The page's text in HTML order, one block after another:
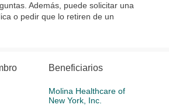
Además, puede solicitar una
o pedir que lo retiren de un
Beneficiarios
Molina Healthcare of
New York, Inc.